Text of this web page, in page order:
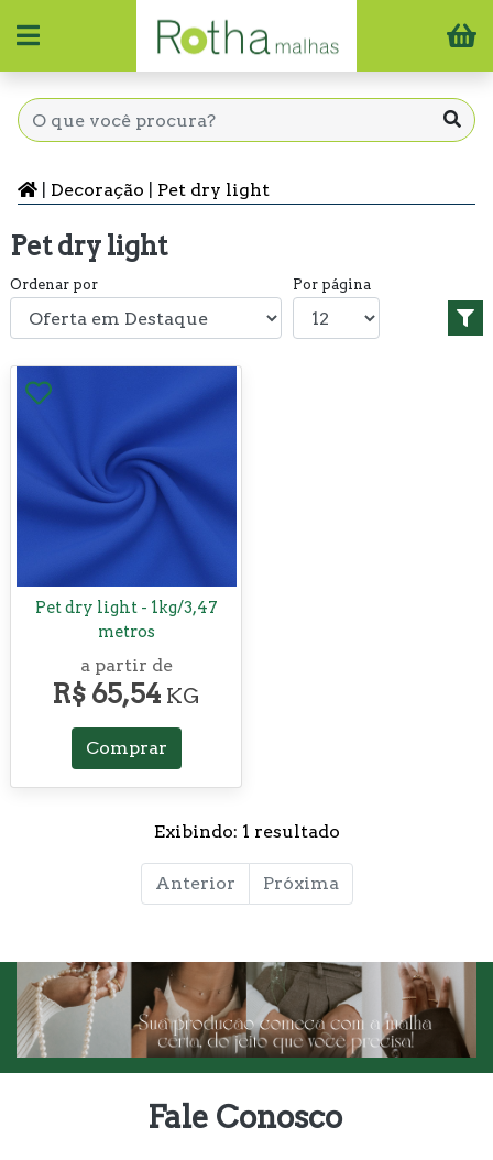
Decoração Pet dry light
Pet dry light
Ordenar por Por página
Pet dry light - 1kg/3,47
metros
a partir de
R$ 65,54 KG
Comprar
Exibindo: 1 resultado
Anterior Próxima
Fale Conosco